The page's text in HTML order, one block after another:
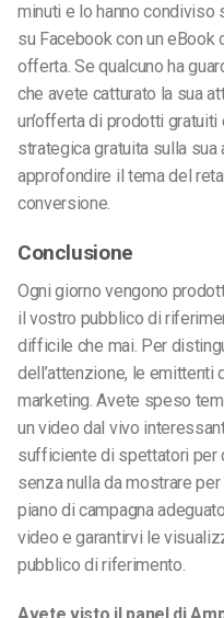
minuti e lo hanno condiviso
su Facebook con un
offerta. Se qualcuno ha
che avete catturato la sua
un’offerta di prodotti
strategica gratuita sulla sua
approfondire il tema del
conversione.
Conclusione
Ogni giorno vengono
il vostro pubblico di
difficile che mai. Per
dell’attenzione, le
marketing. Avete speso
un video dal vivo
sufficiente di spettatori per
senza nulla da mostrare
piano di campagna
video e garantirvi le
pubblico di riferimento.